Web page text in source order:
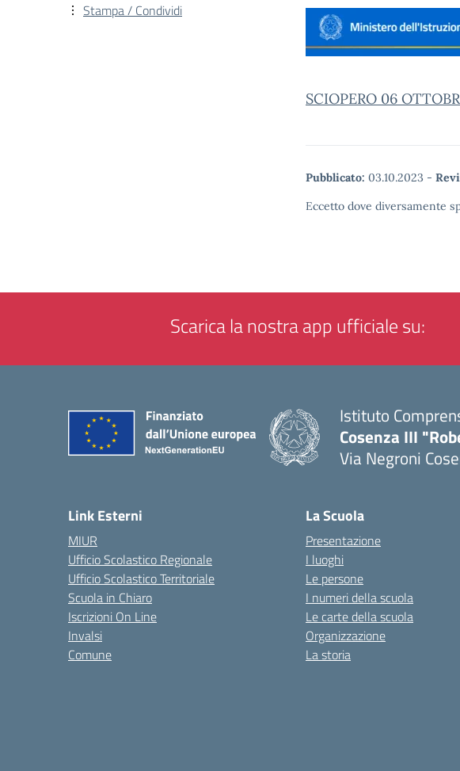
SCIOPERO 06
Pubblicato: 03.10.2023 -
Eccetto dove diversamente
Stampa / Condividi
Scarica la nostra app ufficiale su:
Istituto
Cosenza III
Via Negroni
Link Esterni
MIUR
Ufficio Scolastico Regionale
Ufficio Scolastico Territoriale
Scuola in Chiaro
Iscrizioni On Line
Invalsi
Comune
La Scuola
Presentazione
I luoghi
Le persone
I numeri della scuola
Le carte della scuola
Organizzazione
La storia